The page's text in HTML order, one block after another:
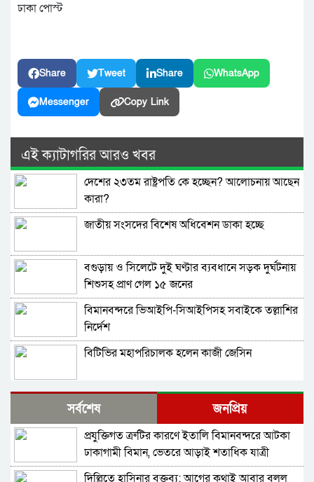
ঢাকা পোস্ট
Share Tweet Share WhatsApp
Messenger Copy Link
এই ক্যাটাগরির আরও খবর
দেশের ২৩তম রাষ্ট্রপতি কে হচ্ছেন? আলোচনায় আছেন
কারা?
জাতীয় সংসদের বিশেষ অধিবেশন ডাকা হচ্ছে
বগুড়ায় ও সিলেটে দুই ঘণ্টার ব্যবধানে সড়ক দুর্ঘটনায়
শিশুসহ প্রাণ গেল ১৫ জনের
বিমানবন্দরে ভিআইপি-সিআইপিসহ সবাইকে তল্লাশির
নির্দেশ
বিটিভির মহাপরিচালক হলেন কাজী জেসিন
র‍্যাব বিলুপ্ত করে আনা হচ্ছে নতুন বাহিনী
ভারত সফরের সিদ্ধান্ত প্রধানমন্ত্রী নেবেন: পররাষ্ট্র
প্রতিমন্ত্রী
সর্বশেষ জনপ্রিয়
প্রযুক্তিগত ত্রুটির কারণে ইতালি বিমানবন্দরে আটকা
ঢাকাগামী বিমান, ভেতরে আড়াই শতাধিক যাত্রী
দিল্লিতে হাসিনার বক্তব্য: আগের কথাই আবার বলল